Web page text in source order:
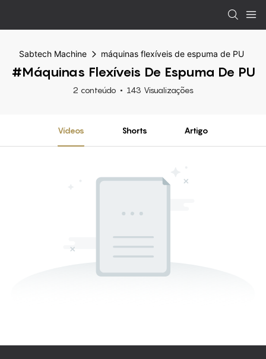
Sabtech Machine máquinas flexíveis de espuma de PU
#máquinas Flexíveis De Espuma De PU
2 conteúdo 143 Visualizações
Vídeos Shorts Artigo